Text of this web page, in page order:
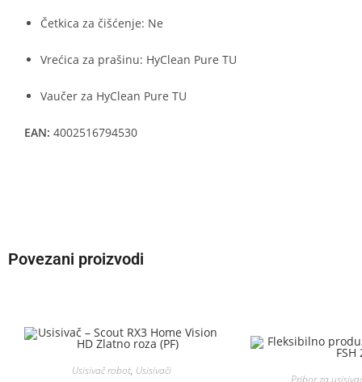
Četkica za čišćenje: Ne
Vrećica za prašinu: HyClean Pure TU
Vaučer za HyClean Pure TU
EAN: 4002516794530
Povezani proizvodi
Usisivač robot, Usisivači
Pribor za